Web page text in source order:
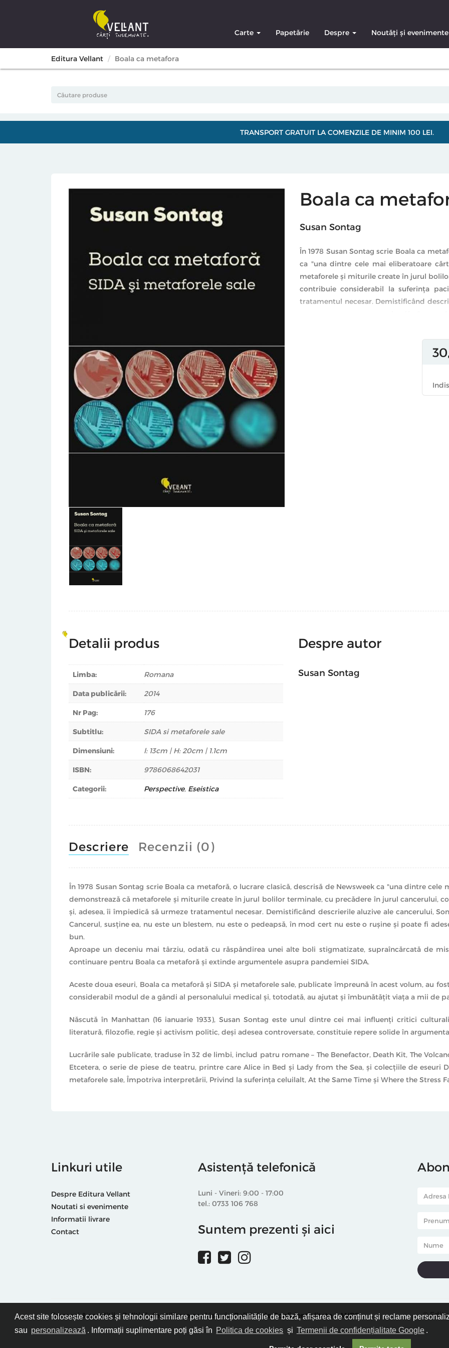
Acest site folosește cookies și tehnologii similare pentru funcționalitățile de bază, afișarea de conținut și reclame
sau personalizează . Informații suplimentare poți găsi în Politica de cookies și Termenii de confidențialitate Google .
Carte Papetărie Despre Noutăți și evenimente
Editura Vellant Boala ca metafora
TRANSPORT GRATUIT LA COMENZILE DE MINIM 100 LEI.
Boala ca
Susan Sontag
În 1978 Susan Sontag scrie Boala ca
ca "una dintre cele mai eliberatoare
metaforele şi miturile create în jurul
contribuie considerabil la suferinţa
tratamentul necesar. Demistificând
exact ca ceea ce este: o boală.
pedeapsă, în mod cert nu este o ruşine
Aproape un deceniu mai târziu, odată
30
Detalii produs
Limba: Romana
Data publicării: 2014
Nr Pag: 176
Subtitlu: SIDA si metaforele sale
Dimensiuni: l: 13cm | H: 20cm | 1.1cm
ISBN: 9786068642031
Categorii: Perspective, Eseistica
Despre autor
Susan Sontag
Descriere Recenzii (0)
În 1978 Susan Sontag scrie Boala ca metaforă, o lucrare clasică, descrisă de Newsweek ca "una dintre cele
demonstrează că metaforele şi miturile create în jurul bolilor terminale, cu precădere în jurul cancerului,
şi, adesea, îi împiedică să urmeze tratamentul necesar. Demistificând descrierile aluzive ale cancerului,
Cancerul, susţine ea, nu este un blestem, nu este o pedeapsă, în mod cert nu este o ruşine şi poate fi
bun.
Aproape un deceniu mai târziu, odată cu răspândirea unei alte boli stigmatizate, supraîncărcată de
continuare pentru Boala ca metaforă şi extinde argumentele asupra pandemiei SIDA.
Aceste doua eseuri, Boala ca metaforă şi SIDA şi metaforele sale, publicate împreună în acest volum, au
considerabil modul de a gândi al personalului medical şi, totodată, au ajutat şi îmbunătăţit viaţa a mii de
Născută în Manhattan (16 ianuarie 1933), Susan Sontag este unul dintre cei mai influenţi critici
literatură, filozofie, regie şi activism politic, deşi adesea controversate, constituie repere solide în
Lucrările sale publicate, traduse în 32 de limbi, includ patru romane – The Benefactor, Death Kit, The
Etcetera, o serie de piese de teatru, printre care Alice in Bed şi Lady from the Sea, şi colecţiile de eseuri
metaforele sale, Împotriva interpretării, Privind la suferința celuilalt, At the Same Time şi Where the Stress
Linkuri utile
Despre Editura Vellant
Noutati si evenimente
Informatii livrare
Contact
Asistență telefonică
Luni - Vineri: 9:00 - 17:00
tel.: 0733 106 768
Suntem prezenti și aici
Termeni & condiții Politică de utilizare cookie-uri Politică de Confidențialitate ANPC ©